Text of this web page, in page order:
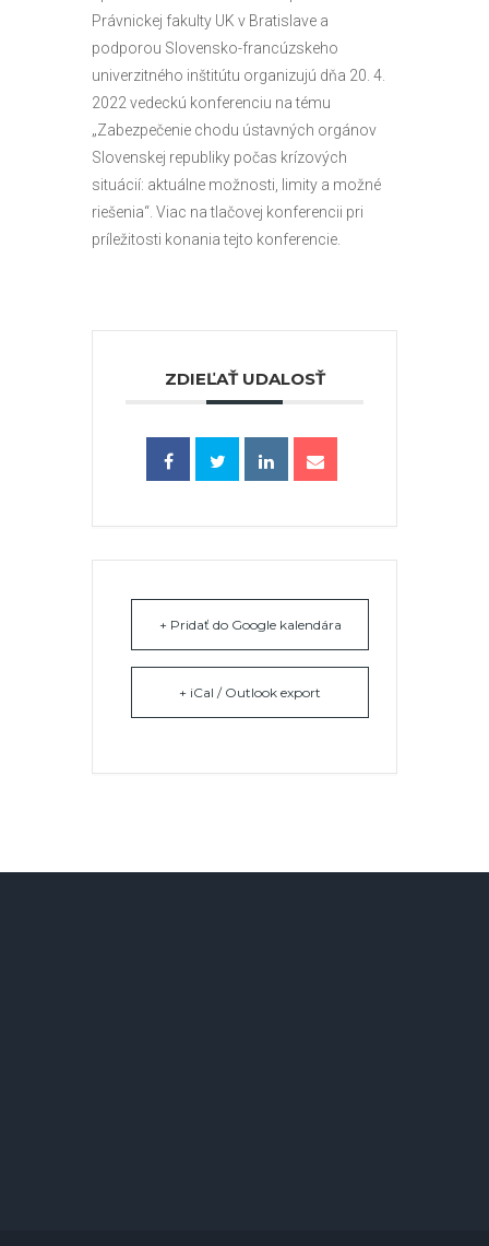
Právnickej fakulty UK v Bratislave a
podporou Slovensko-francúzskeho
univerzitného inštitútu organizujú dňa 20. 4.
2022 vedeckú konferenciu na tému
„Zabezpečenie chodu ústavných orgánov
Slovenskej republiky počas krízových
situácií: aktuálne možnosti, limity a možné
riešenia“. Viac na tlačovej konferencii pri
príležitosti konania tejto konferencie.
ZDIEĽAŤ UDALOSŤ
+ Pridať do Google kalendára
+ iCal / Outlook export